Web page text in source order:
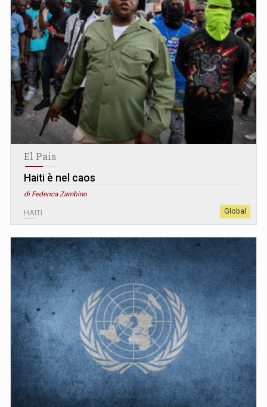
El Pais
Haiti è nel caos
di Federica Zambino
HAITI Global